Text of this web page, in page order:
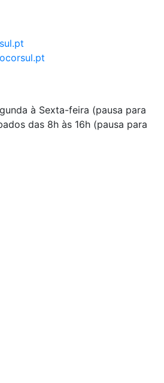
à Sexta-feira (pausa para
das 8h às 16h (pausa para